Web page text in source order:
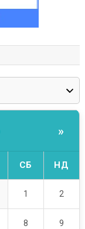
»
СБ НД
1 2
8 9